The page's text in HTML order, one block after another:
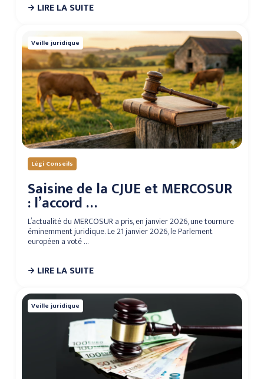
LIRE LA SUITE
Veille juridique
Légi Conseils
Saisine de la CJUE et MERCOSUR
: l’accord …
L’actualité du MERCOSUR a pris, en janvier 2026, une tournure
éminemment juridique. Le 21 janvier 2026, le Parlement
européen a voté …
LIRE LA SUITE
Veille juridique